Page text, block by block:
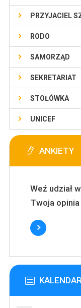
PRZYJACIEL
RODO
SAMORZĄD
SEKRETARIAT
STOŁÓWKA
UNICEF
ANKIETY
Weź udział
Twoja